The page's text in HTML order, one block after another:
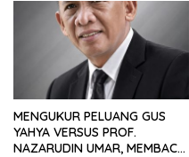
MENGUKUR PELUANG GUS
YAHYA VERSUS PROF.
NAZARUDIN UMAR, MEMBACA